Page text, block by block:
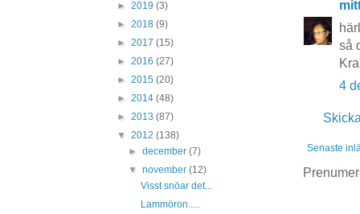
så
4
Senaste
► 2019 (3)
► 2018 (9)
► 2017 (15)
► 2016 (27)
► 2015 (20)
► 2014 (48)
► 2013 (87)
▼ 2012 (138)
►december(7)
▼november(12)
Visst snöar det...
Lammöron.....